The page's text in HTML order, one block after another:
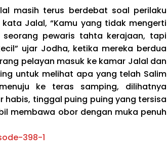
masih terus berdebat soal perilaku
Jalal, “Kamu yang tidak mengerti
pewaris tahta kerajaan, tapi
ujar Jodha, ketika mereka berdua
pelayan masuk ke kamar Jalal dan
untuk melihat apa yang telah Salim
ke teras samping, dilihatnya
tinggal puing puing yang tersisa
membawa obor dengan muka penuh